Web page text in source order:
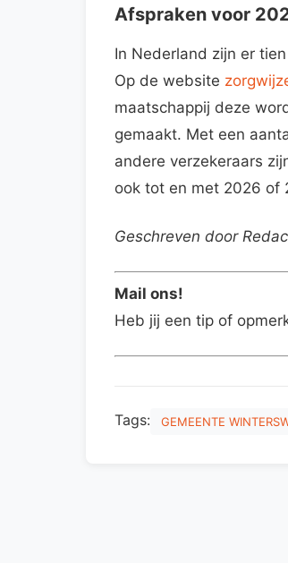
Afspraken voor
In Nederland zijn er
Op de website
maatschappij deze
gemaakt. Met een
andere verzekeraars
ook tot en met 2026 of
Geschreven door
Mail ons!
Heb jij een tip of
Tags: GEMEENTE